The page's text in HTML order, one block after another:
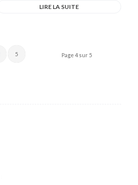
LIRE LA SUITE
Page 4 sur 5
5